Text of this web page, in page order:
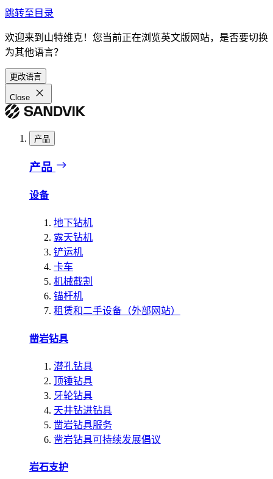
跳转至目录
欢迎来到山特维克！您当前正在浏览英文版网站，是否要切换
为其他语言？
更改语言
Close
产品
产品
设备
地下钻机
露天钻机
铲运机
卡车
机械截割
锚杆机
租赁和二手设备（外部网站）
凿岩钻具
潜孔钻具
顶锤钻具
牙轮钻具
天井钻进钻具
凿岩钻具服务
凿岩钻具可持续发展倡议
岩石支护